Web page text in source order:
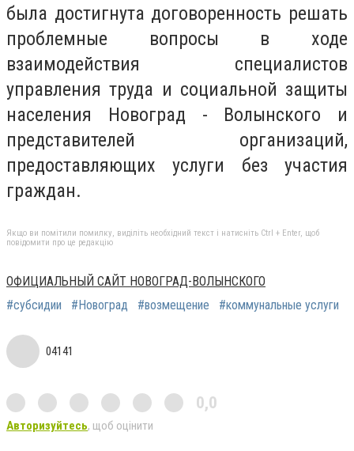
была достигнута договоренность решать
проблемные вопросы в ходе
взаимодействия специалистов
управления труда и социальной защиты
населения Новоград - Волынского и
представителей организаций,
предоставляющих услуги без участия
граждан.
Якщо ви помітили помилку, виділіть необхідний текст і натисніть Ctrl + Enter, щоб
повідомити про це редакцію
ОФИЦИАЛЬНЫЙ САЙТ НОВОГРАД-ВОЛЫНСКОГО
#субсидии
#Новоград #возмещение #коммунальные услуги
04141
0,0
Авторизуйтесь, щоб оцінити